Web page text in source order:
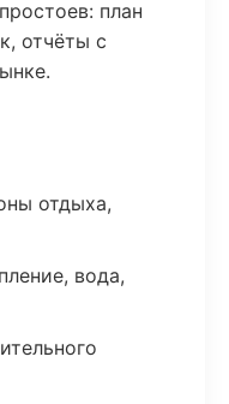
план
отчёты с
отдыха,
вода,